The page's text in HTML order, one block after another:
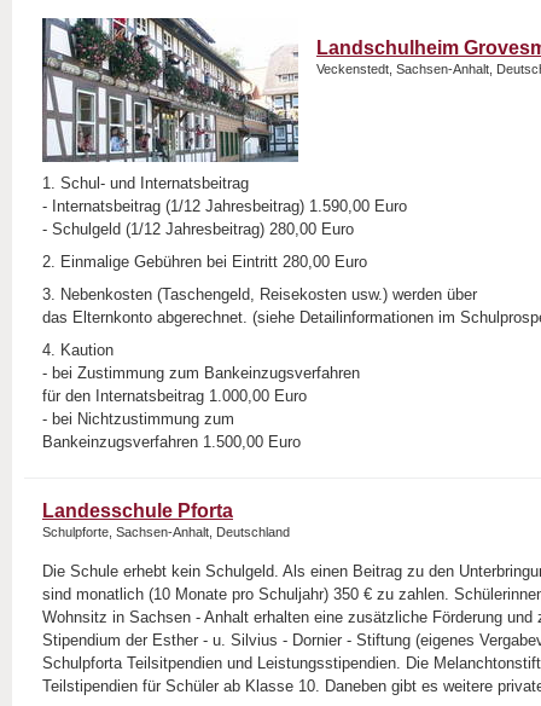
Landschulheim
Veckenstedt, Sachsen-Anhalt,
1. Schul- und Internatsbeitrag
- Internatsbeitrag (1/12 Jahresbeitrag) 1.590,00 Euro
- Schulgeld (1/12 Jahresbeitrag) 280,00 Euro
2. Einmalige Gebühren bei Eintritt 280,00 Euro
3. Nebenkosten (Taschengeld, Reisekosten usw.) werden über
das Elternkonto abgerechnet. (siehe Detailinformationen im
4. Kaution
- bei Zustimmung zum Bankeinzugsverfahren
für den Internatsbeitrag 1.000,00 Euro
- bei Nichtzustimmung zum
Bankeinzugsverfahren 1.500,00 Euro
Landesschule Pforta
Schulpforte, Sachsen-Anhalt, Deutschland
Die Schule erhebt kein Schulgeld. Als einen Beitrag zu den
sind monatlich (10 Monate pro Schuljahr) 350 € zu zahlen.
Wohnsitz in Sachsen - Anhalt erhalten eine zusätzliche Förderung und
Stipendium der Esther - u. Silvius - Dornier - Stiftung (eigenes
Schulpforta Teilsitpendien und Leistungsstipendien. Die
Teilstipendien für Schüler ab Klasse 10. Daneben gibt es weitere